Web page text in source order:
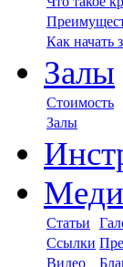
Как начать
Залы
Стоимость
Залы
Статьи
Ссылки
Видео